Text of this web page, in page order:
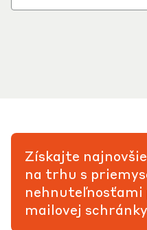
Získajte
na trhu s
nehnuteľnosťami
mailovej